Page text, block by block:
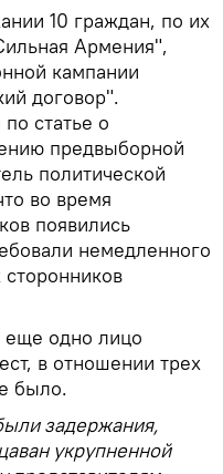
10 граждан, по их
Армения",
кампании
договор".
статье о
предвыборной
политической
во время
появились
немедленного
еще одно лицо
в отношении трех
было.
задержания,
укрупненной